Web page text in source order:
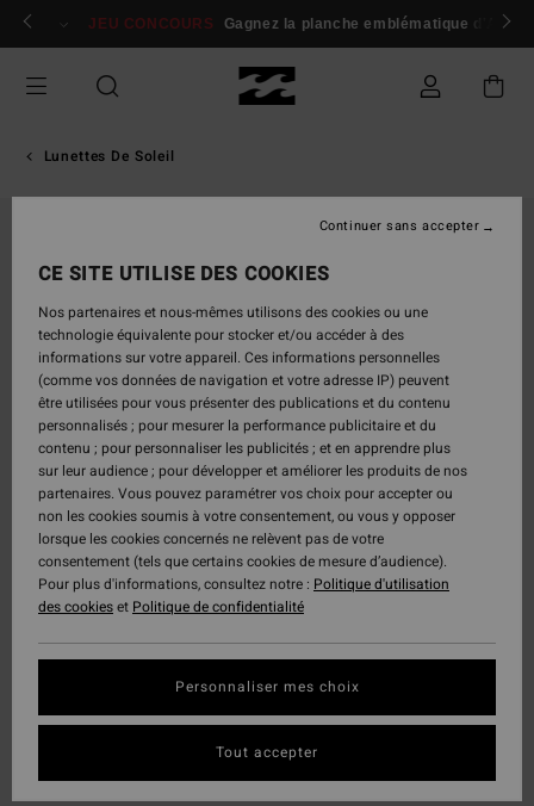
Passer
Se connecter / s'inscrire
JEU CONCOURS Gagnez la planche emblématique d'Andy
Lunettes De Soleil
CE SITE UTILISE DES COOKIES
Nos partenaires et nous-mêmes utilisons des cookies ou une
technologie équivalente pour stocker et/ou accéder à des
informations sur votre appareil. Ces informations personnelles
(comme vos données de navigation et votre adresse IP) peuvent
être utilisées pour vous présenter des publications et du contenu
personnalisés ; pour mesurer la performance publicitaire et du
contenu ; pour personnaliser les publicités ; et en apprendre plus
sur leur audience ; pour développer et améliorer les produits de nos
partenaires. Vous pouvez paramétrer vos choix pour accepter ou
non les cookies soumis à votre consentement, ou vous y opposer
lorsque les cookies concernés ne relèvent pas de votre
consentement (tels que certains cookies de mesure d’audience).
Pour plus d'informations, consultez notre : Politique d'utilisation
des cookieset Politique de confidentialité
Personnaliser mes choix
Continuer sans accepter
Tout accepter